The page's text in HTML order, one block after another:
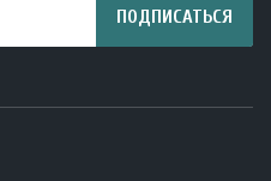
ПОДПИСАТЬСЯ